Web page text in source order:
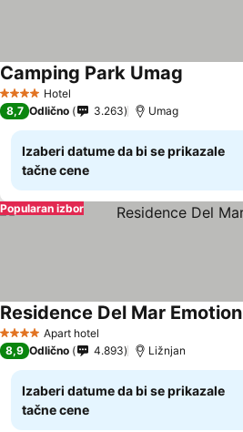
4 ZvezdiceHotel
Camping Park Umag
8,7 Odlično 3.263 Umag
Izaberi datume da bi se prikazale
tačne cene
Popularan izbor
4 ZvezdiceApart hotel
Residence Del Mar Emotion
8,9 Odlično 4.893 Ližnjan
Izaberi datume da bi se prikazale
tačne cene